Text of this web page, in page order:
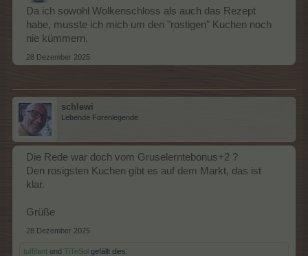
Da ich sowohl Wolkenschloss als auch das Rezept
habe, musste ich mich um den "rostigen" Kuchen noch
nie kümmern.
28 Dezember 2025
schlewi
Lebende Forenlegende
Die Rede war doch vom Gruselerntebonus+2 ?
Den rosigsten Kuchen gibt es auf dem Markt, das ist
klar.
Grüße
28 Dezember 2025
tuffifant und TiTeSol gefällt dies.